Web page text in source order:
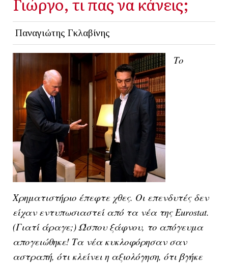
Παναγιώτης Γκλαβίνης
Το
Χρηματιστήριο έπεφτε χθες. Οι επενδυτές δεν
είχαν εντυπωσιαστεί από τα νέα της Eurostat.
(Γιατί άραγε;) Ώσπου ξάφνου, το απόγευμα
απογειώθηκε! Τα νέα κυκλοφόρησαν σαν
αστραπή, ότι κλείνει η αξιολόγηση, ότι βγήκε